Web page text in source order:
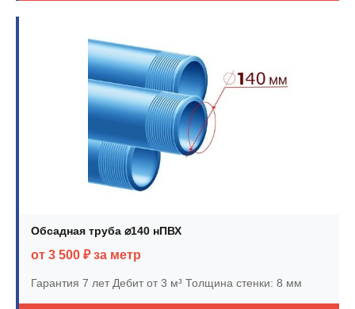
Обсадная труба ⌀140 нПВХ
от 3 500 ₽ за метр
Гарантия 7 летДебит от 3 м³ Толщина стенки: 8 мм